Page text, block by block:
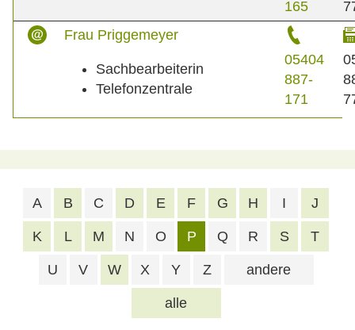
165
Frau Priggemeyer
Sachbearbeiterin
Telefonzentrale
05404
887-
171
alle
A B C D E F G H I J
K L M N O P Q R S T
U V W X Y Z andere